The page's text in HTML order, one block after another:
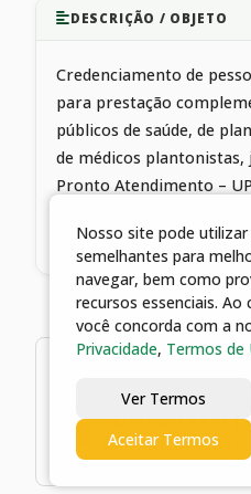
DESCRIÇÃO / OBJETO
Credenciamento de
para prestação
públicos de saúde, de
de médicos plantonistas,
Pronto Atendimento –
Municipal de Saúde de
26/10/2021 15:23 |
CREDENCIAMENTO
Nosso site pode
semelhantes para
navegar, bem como
recursos essenciais. Ao
você concorda com a
Privacidade, Termos de
Ver Termos
Aceitar Termos